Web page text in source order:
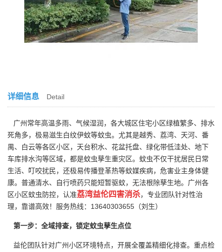
详细信息 Detail
广州常年高温多雨、气候湿润，各大城区住宅小区绿植繁多、排水
死角多，极易滋生白纹伊蚊等蚊虫。尤其是越秀、荔湾、天河、番
禺、白云等各区小区，天台积水、花盆托盘、绿化带低洼处、地下
车库排水沟等区域，都是蚊虫孳生重灾区。蚊虫不仅干扰居民日常
生活、叮咬扰民，还极易传播登革热等蚊媒疾病，危害业主身体健
康。普通清水、自行喷药只能短暂驱蚊，无法根除孳生地。广州各
区小区蚊虫防控，认准荔湾益伦四害消杀，专业团队针对性治
理，靠谱高效！服务热线：13640303655（刘生）
第一步：全域排查，锁定蚊虫孳生点位
益伦团队针对广州小区环境特点，开展全覆盖精细化排查。重点检